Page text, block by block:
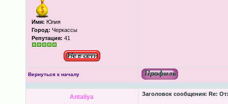
Имя: Юлия
Город: Черкассы
Репутация: 41
Вернуться к началу
Antaliya Заголовок сообщения: Re: